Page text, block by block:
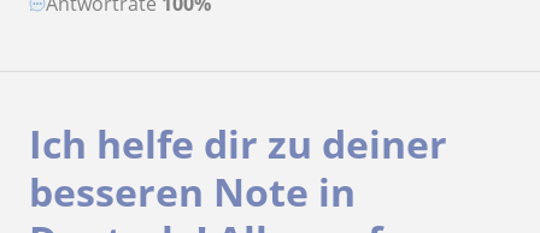
Ich helfe dir zu deiner
besseren Note in